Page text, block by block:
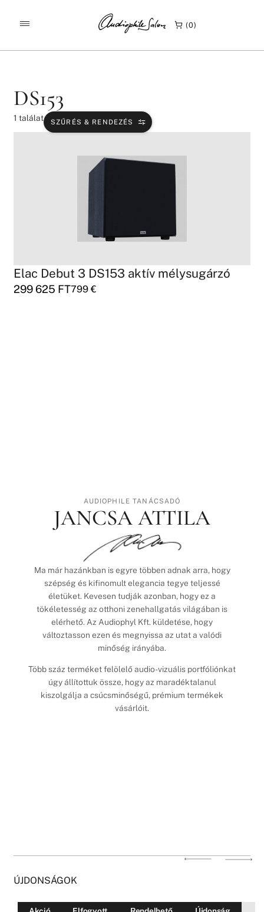
0
KEZDŐLAP TERMÉKEK / DS153
DS153
1 találat SZŰRÉS & RENDEZÉS
Elac Debut 3 DS153 aktív mélysugárzó
299 625 FT799€
AUDIOPHILE TANÁCSADÓ
JANCSA ATTILA
Ma már hazánkban is egyre többen adnak arra, hogy
szépség és kifinomult elegancia tegye teljessé
életüket. Kevesen tudják azonban, hogy ez a
tökéletesség az otthoni zenehallgatás világában is
elérhető. Az Audiophyl Kft. küldetése, hogy
változtasson ezen és megnyissa az utat a valódi
minőség irányába.
Több száz terméket felölelő audio-vizuális portfóliónkat
úgy állítottuk össze, hogy az maradéktalanul
kiszolgálja a csúcsminőségű, prémium termékek
vásárlóit.
ÚJDONSÁGOK